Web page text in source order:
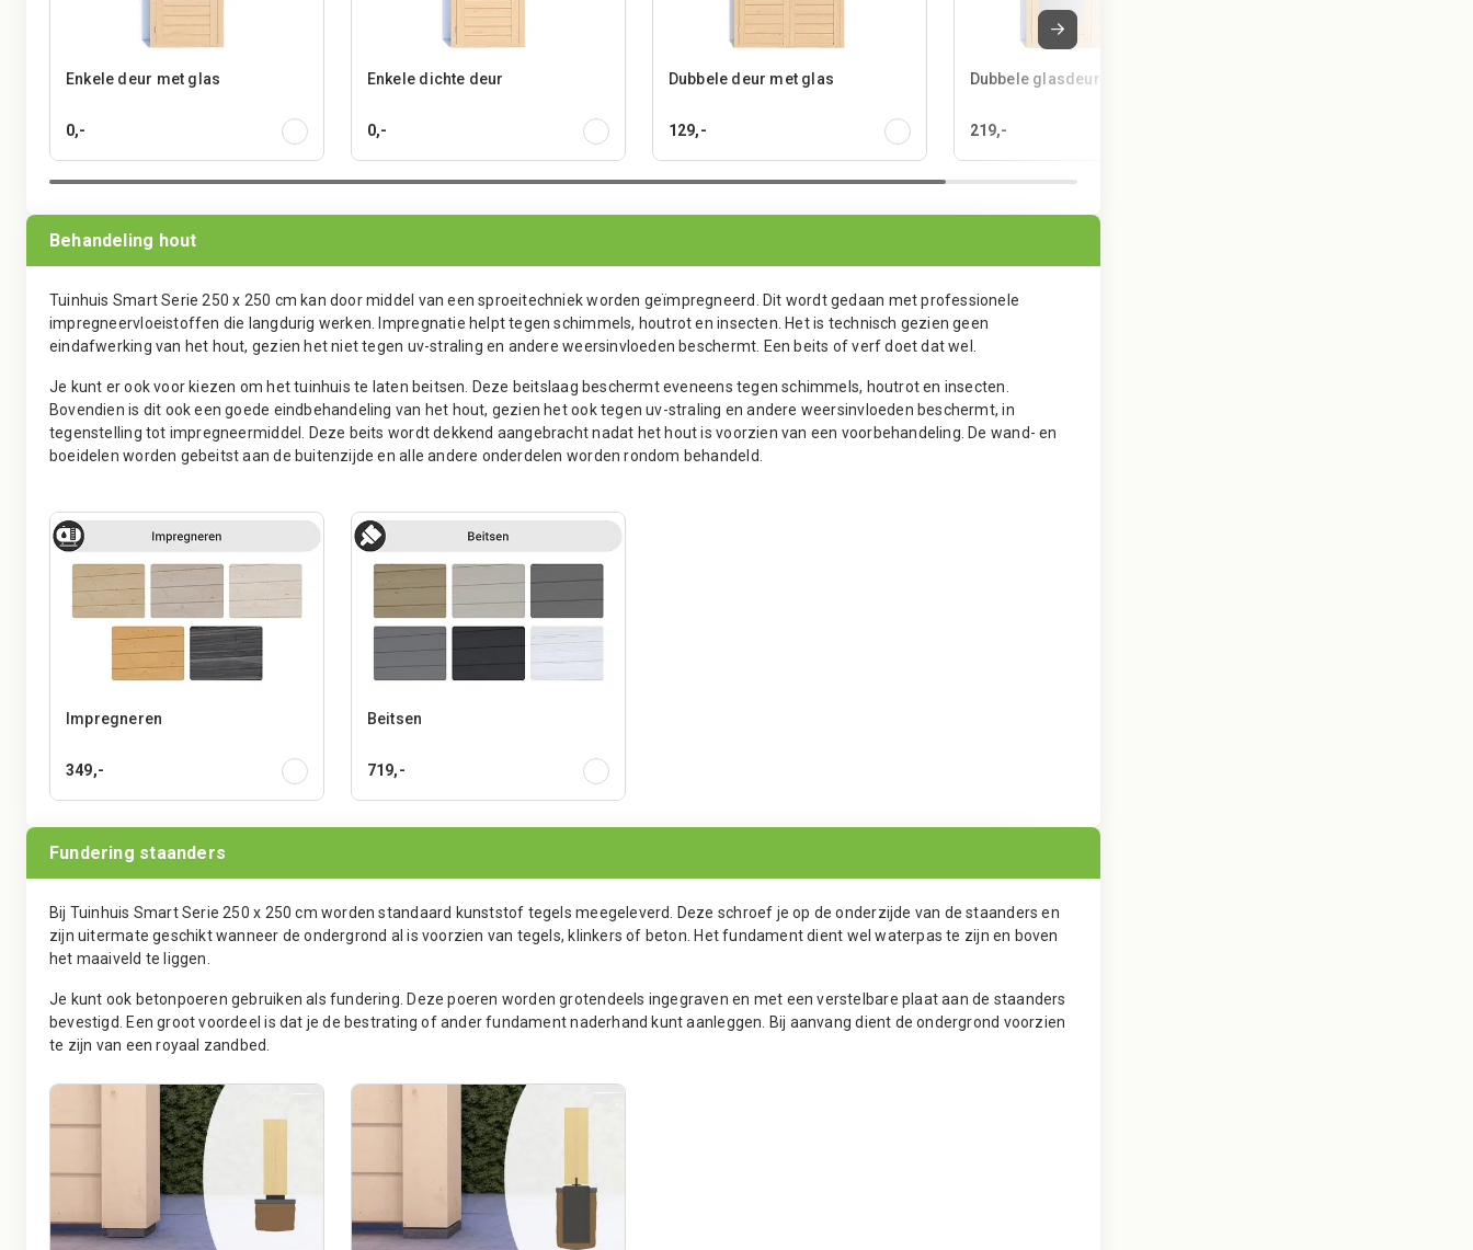
Enkele deur met glas
0,-
Enkele dichte deur
0,-
Dubbele deur met glas
129,-
Dubbele glasdeur
219,-
Behandeling hout
Tuinhuis Smart Serie 250 x 250 cm kan door middel van een sproeitechniek worden geïmpregneerd. Dit wordt gedaan met professionele
impregneervloeistoffen die langdurig werken. Impregnatie helpt tegen schimmels, houtrot en insecten. Het is technisch gezien geen
eindafwerking van het hout, gezien het niet tegen uv-straling en andere weersinvloeden beschermt. Een beits of verf doet dat wel.
Je kunt er ook voor kiezen om het tuinhuis te laten beitsen. Deze beitslaag beschermt eveneens tegen schimmels, houtrot en insecten.
Bovendien is dit ook een goede eindbehandeling van het hout, gezien het ook tegen uv-straling en andere weersinvloeden beschermt, in
tegenstelling tot impregneermiddel. Deze beits wordt dekkend aangebracht nadat het hout is voorzien van een voorbehandeling. De wand- en
boeidelen worden gebeitst aan de buitenzijde en alle andere onderdelen worden rondom behandeld.
Impregneren
349,-
Beitsen
719,-
Fundering staanders
Bij Tuinhuis Smart Serie 250 x 250 cm worden standaard kunststof tegels meegeleverd. Deze schroef je op de onderzijde van de staanders en
zijn uitermate geschikt wanneer de ondergrond al is voorzien van tegels, klinkers of beton. Het fundament dient wel waterpas te zijn en boven
het maaiveld te liggen.
Je kunt ook betonpoeren gebruiken als fundering. Deze poeren worden grotendeels ingegraven en met een verstelbare plaat aan de staanders
bevestigd. Een groot voordeel is dat je de bestrating of ander fundament naderhand kunt aanleggen. Bij aanvang dient de ondergrond voorzien
te zijn van een royaal zandbed.